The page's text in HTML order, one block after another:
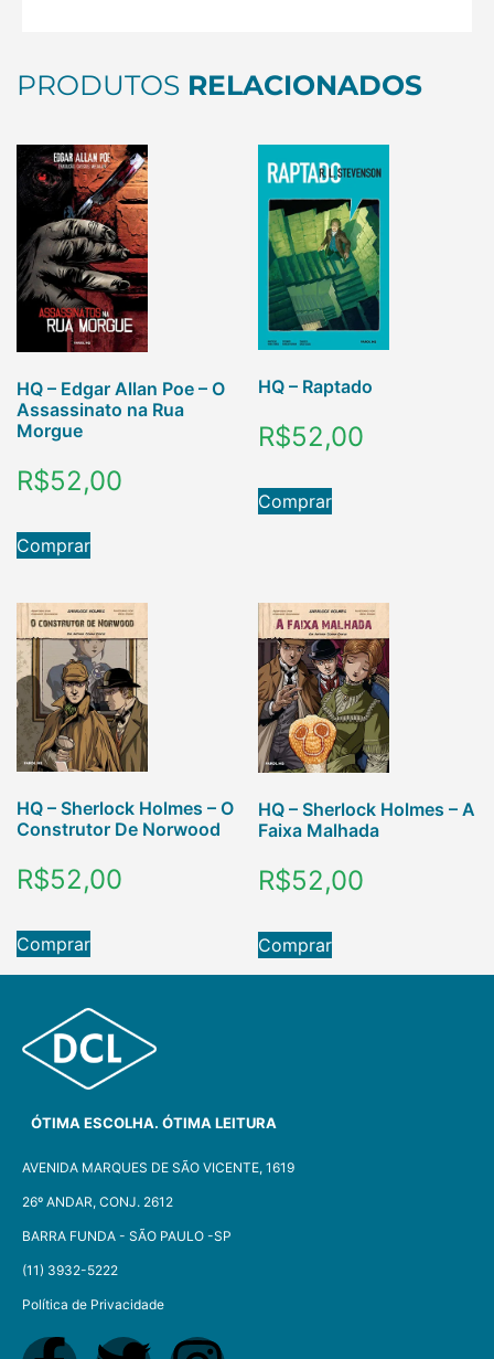
PRODUTOS RELACIONADOS
HQ – Edgar Allan Poe – O
Assassinato na Rua
Morgue
R$52,00
Comprar
HQ – Raptado
R$52,00
Comprar
HQ – Sherlock Holmes – O
Construtor De Norwood
R$52,00
Comprar
HQ – Sherlock Holmes – A
Faixa Malhada
R$52,00
Comprar
ÓTIMA ESCOLHA. ÓTIMA LEITURA
AVENIDA MARQUES DE SÃO VICENTE, 1619
26º ANDAR, CONJ. 2612
BARRA FUNDA - SÃO PAULO -SP​
(11) 3932-5222
Política de Privacidade